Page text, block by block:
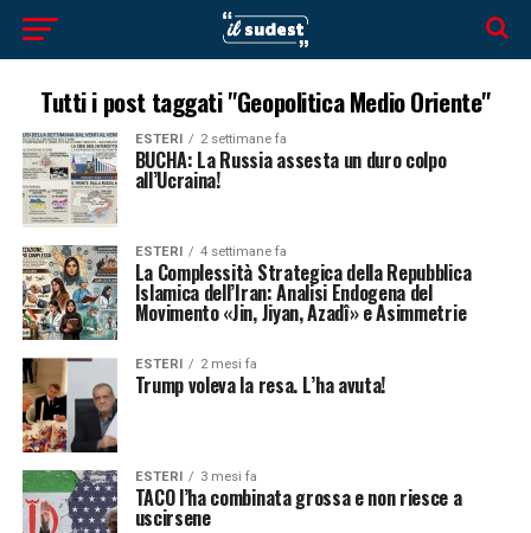
Tutti i post taggati "Geopolitica Medio Oriente"
ESTERI 2 settimane fa
BUCHA: La Russia assesta un duro colpo
all’Ucraina!
ESTERI 4 settimane fa
La Complessità Strategica della Repubblica
Islamica dell’Iran: Analisi Endogena del
Movimento «Jin, Jiyan, Azadî» e Asimmetrie
ESTERI 2 mesi fa
Trump voleva la resa. L’ha avuta!
ESTERI 3 mesi fa
TACO l’ha combinata grossa e non riesce a
uscirsene